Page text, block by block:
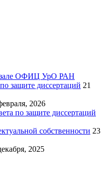
зале ОФИЦ УрО РАН
защите диссертаций 21
2026
по защите диссертаций
собственности 23
2025